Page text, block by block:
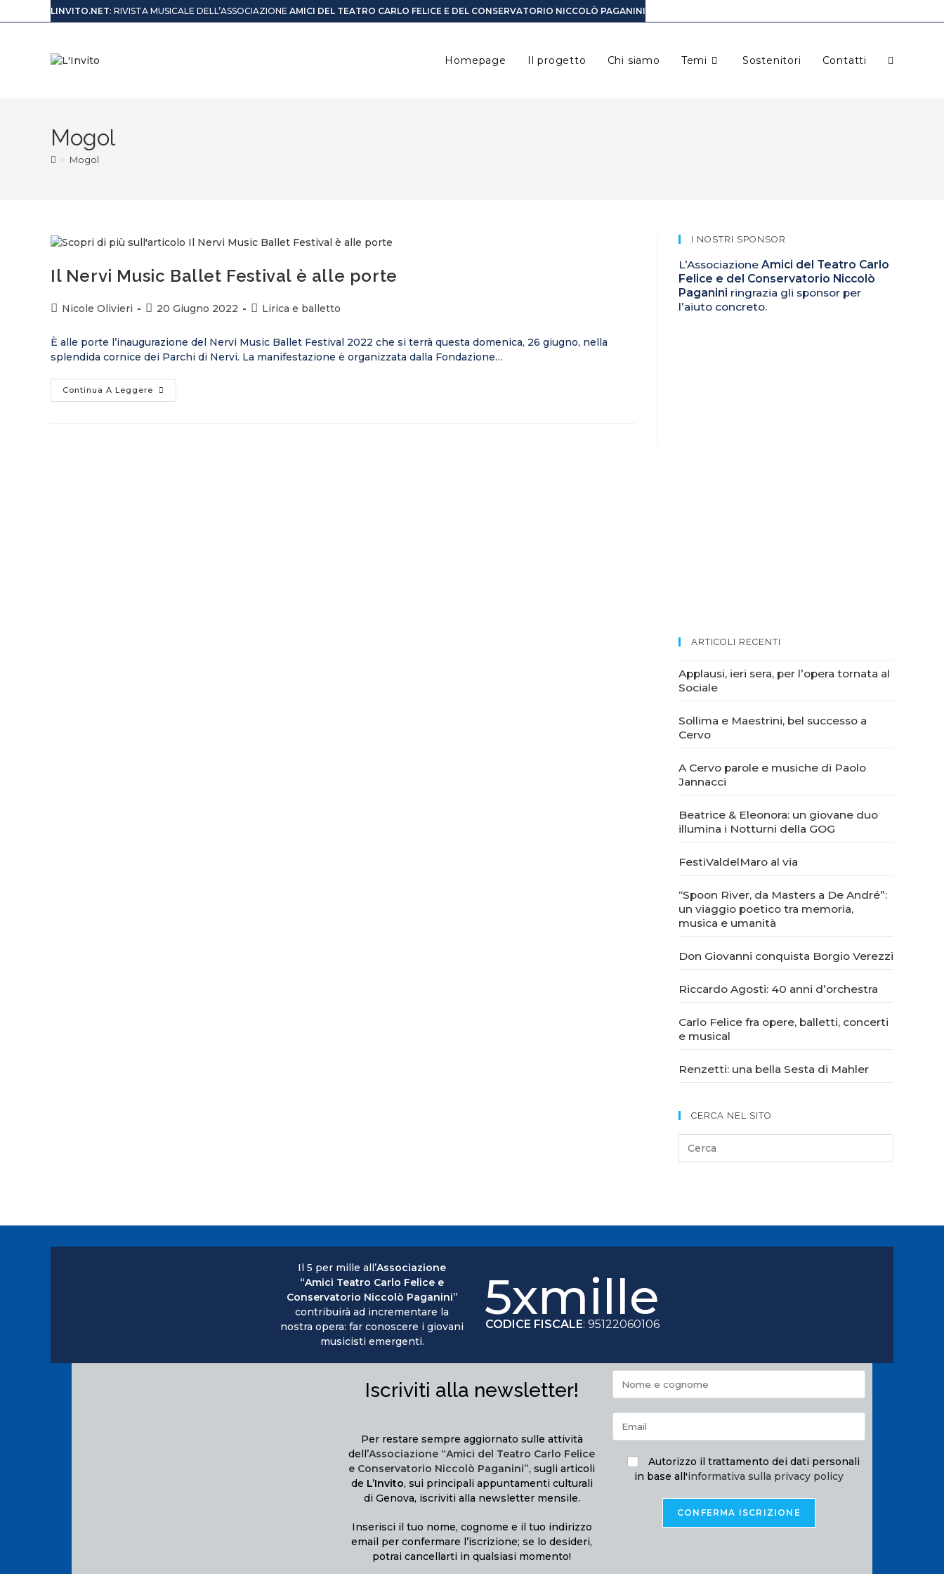
LINVITO.NET: RIVISTA MUSICALE DELL’ASSOCIAZIONE AMICI DEL TEATRO CARLO FELICE E DEL CONSERVATORIO NICCOLÒ PAGANINI
Homepage Il progetto Chi siamo Temi Sostenitori Contatti
Mogol
> Mogol
Il Nervi Music Ballet Festival è alle porte
Nicole Olivieri 20 Giugno 2022 Lirica e balletto
È alle porte l’inaugurazione del Nervi Music Ballet Festival 2022 che si terrà questa domenica, 26 giugno, nella
splendida cornice dei Parchi di Nervi. La manifestazione è organizzata dalla Fondazione…
Continua A Leggere
I NOSTRI SPONSOR
L’Associazione Amici del Teatro Carlo
Felice e del Conservatorio Niccolò
Paganini ringrazia gli sponsor per
l’aiuto concreto.
ARTICOLI RECENTI
Applausi, ieri sera, per l’opera tornata al
Sociale
Sollima e Maestrini, bel successo a
Cervo
A Cervo parole e musiche di Paolo
Jannacci
Beatrice & Eleonora: un giovane duo
illumina i Notturni della GOG
FestiValdelMaro al via
“Spoon River, da Masters a De André”:
un viaggio poetico tra memoria,
musica e umanità
Don Giovanni conquista Borgio Verezzi
Riccardo Agosti: 40 anni d’orchestra
Carlo Felice fra opere, balletti, concerti
e musical
Renzetti: una bella Sesta di Mahler
CERCA NEL SITO
Il 5 per mille all’Associazione
“Amici Teatro Carlo Felice e
Conservatorio Niccolò Paganini”
contribuirà ad incrementare la
nostra opera: far conoscere i giovani
musicisti emergenti.
5xmille
CODICE FISCALE: 95122060106
Iscriviti alla newsletter!
Per restare sempre aggiornato sulle attività
dell’Associazione “Amici del Teatro Carlo Felice
e Conservatorio Niccolò Paganini”, sugli articoli
de L’Invito, sui principali appuntamenti culturali
di Genova, iscriviti alla newsletter mensile.
Inserisci il tuo nome, cognome e il tuo indirizzo
email per confermare l’iscrizione; se lo desideri,
potrai cancellarti in qualsiasi momento!
Autorizzo il trattamento dei dati personali
in base all'informativa sulla privacy policy